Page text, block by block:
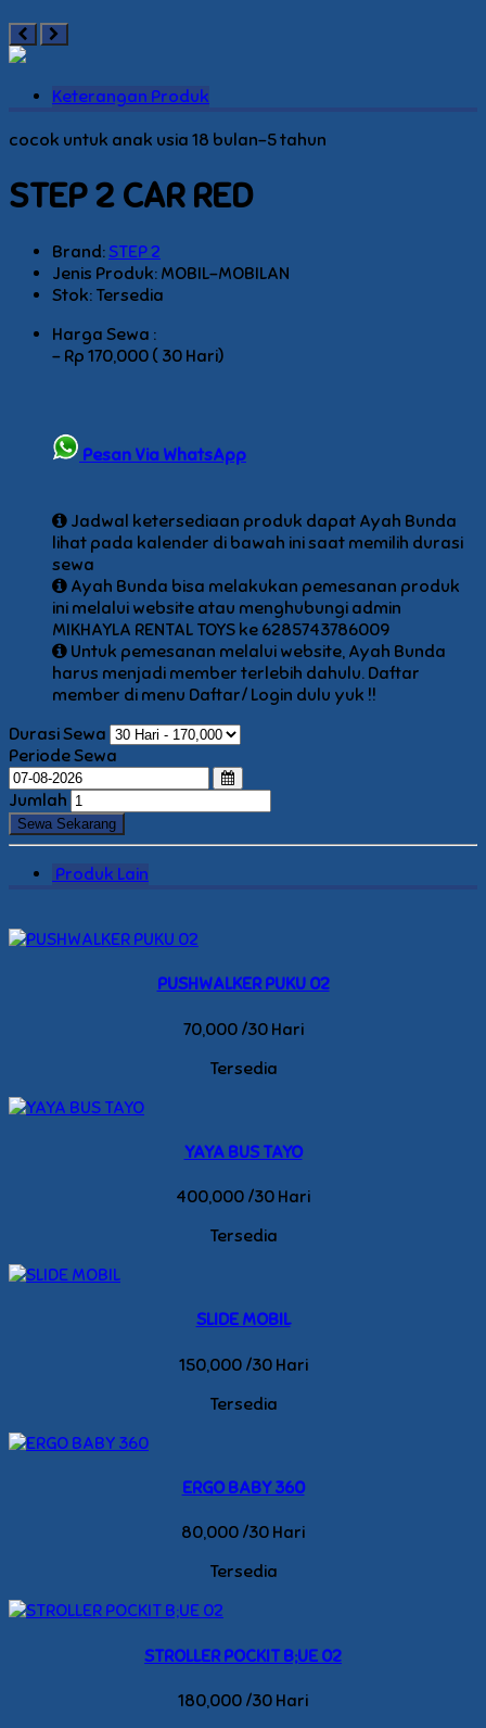
Keterangan Produk
cocok untuk anak usia 18 bulan-5 tahun
STEP 2 CAR RED
Brand:STEP 2
Jenis Produk: MOBIL-MOBILAN
Stok: Tersedia
Harga Sewa :
- Rp 170,000 ( 30 Hari)
Pesan Via WhatsApp
Jadwal ketersediaan produk dapat Ayah Bunda
lihat pada kalender di bawah ini saat memilih durasi
sewa
Ayah Bunda bisa melakukan pemesanan produk
ini melalui website atau menghubungi admin
MIKHAYLA RENTAL TOYS ke 6285743786009
Untuk pemesanan melalui website, Ayah Bunda
harus menjadi member terlebih dahulu. Daftar
member di menu Daftar/ Login dulu yuk !!
Durasi Sewa
Periode Sewa
Jumlah
Produk Lain
PUSHWALKER PUKU 02
70,000 /30 Hari
Tersedia
YAYA BUS TAYO
400,000 /30 Hari
Tersedia
SLIDE MOBIL
150,000 /30 Hari
Tersedia
ERGO BABY 360
80,000 /30 Hari
Tersedia
STROLLER POCKIT B;UE 02
180,000 /30 Hari